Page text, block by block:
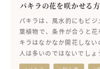
パキラの花を咲かせる
パキラは、風水的にもビ
葉植物で、条件が合うと
キラはなかなか開花しな
人は多いのではないでしょ